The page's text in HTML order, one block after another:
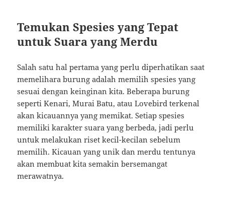
Temukan Spesies yang Tepat
untuk Suara yang Merdu
Salah satu hal pertama yang perlu diperhatikan saat
memelihara burung adalah memilih spesies yang
sesuai dengan keinginan kita. Beberapa burung
seperti Kenari, Murai Batu, atau Lovebird terkenal
akan kicauannya yang memikat. Setiap spesies
memiliki karakter suara yang berbeda, jadi perlu
untuk melakukan riset kecil-kecilan sebelum
memilih. Kicauan yang unik dan merdu tentunya
akan membuat kita semakin bersemangat
merawatnya.